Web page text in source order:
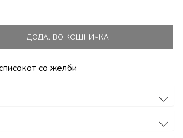
ДОДАЈ ВО КОШНИЧКА
со желби